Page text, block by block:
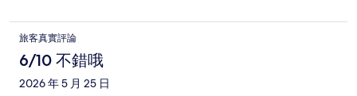
旅客真實評論
6/10 不錯哦
2026 年 5 月 25 日